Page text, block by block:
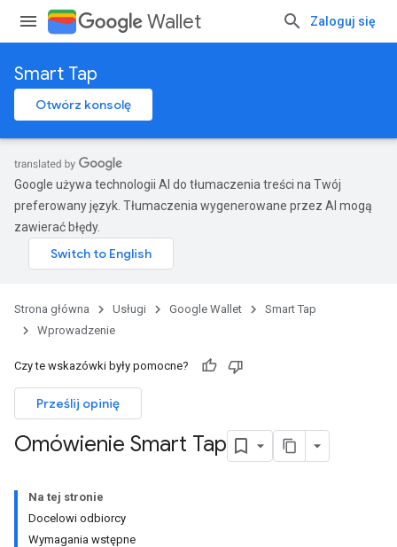
Wallet Zaloguj się
Smart Tap
Otwórz konsolę
Google używa technologii AI do tłumaczenia treści na Twój
preferowany język. Tłumaczenia wygenerowane przez AI mogą
zawierać błędy.
Strona główna Usługi Google Wallet
Smart Tap
Wprowadzenie
Czy te wskazówki były pomocne?
Prześlij opinię
Omówienie Smart Tap
Na tej stronie
Docelowi odbiorcy
Wymagania wstępne